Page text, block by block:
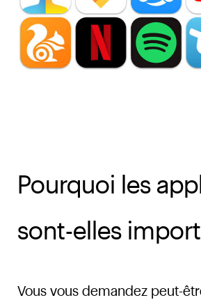
Pourquoi les
sont-elles
Vous vous demandez peut-